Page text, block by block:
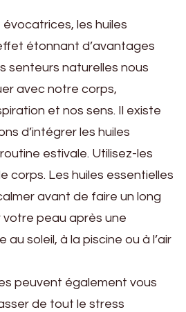
évocatrices, les huiles
étonnant d’avantages
senteurs naturelles nous
avec notre corps,
et nos sens. Il existe
d’intégrer les huiles
estivale. Utilisez-les
corps. Les huiles essentielles
avant de faire un long
peau après une
soleil, à la piscine ou à l’air
peuvent également vous
de tout le stress